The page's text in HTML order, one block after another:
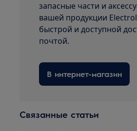
запасные части и
вашей продукции
быстрой и доступной
почтой.
В интернет-магазин
Связанные статьи